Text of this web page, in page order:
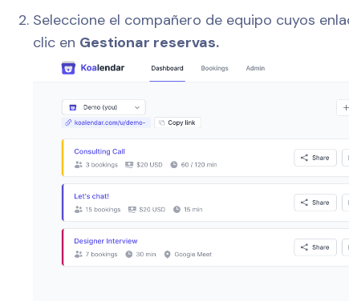
Seleccione el compañero de equipo cuyos
clic en Gestionar reservas.